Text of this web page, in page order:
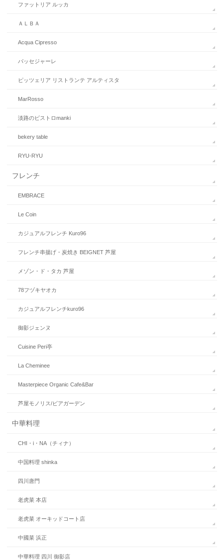
ファットリア ルッカ
ＡＬＢＡ
Acqua Cipresso
パッセジャーレ
ピッツェリア リストランテ アルティスタ
MarRosso
淡路のビストロmanki
bekery table
RYU-RYU
フレンチ
EMBRACE
Le Coin
カジュアルフレンチ Kuro96
フレンチ串揚げ・炭焼き BEIGNET 芦屋
メゾン・ド・タカ 芦屋
78フヅキヤオカ
カジュアルフレンチkuro96
御影ジェンヌ
Cuisine Peri亭
La Cheminee
Masterpiece Organic Cafe&Bar
芦屋モノリス/ビアガーデン
中華料理
CHI・i・NA（チィナ）
中国料理 shinka
四川唐門
老虎菜 本店
老虎菜 オーキッドコート店
中國菜 浜正
中華料理 四川 御影店